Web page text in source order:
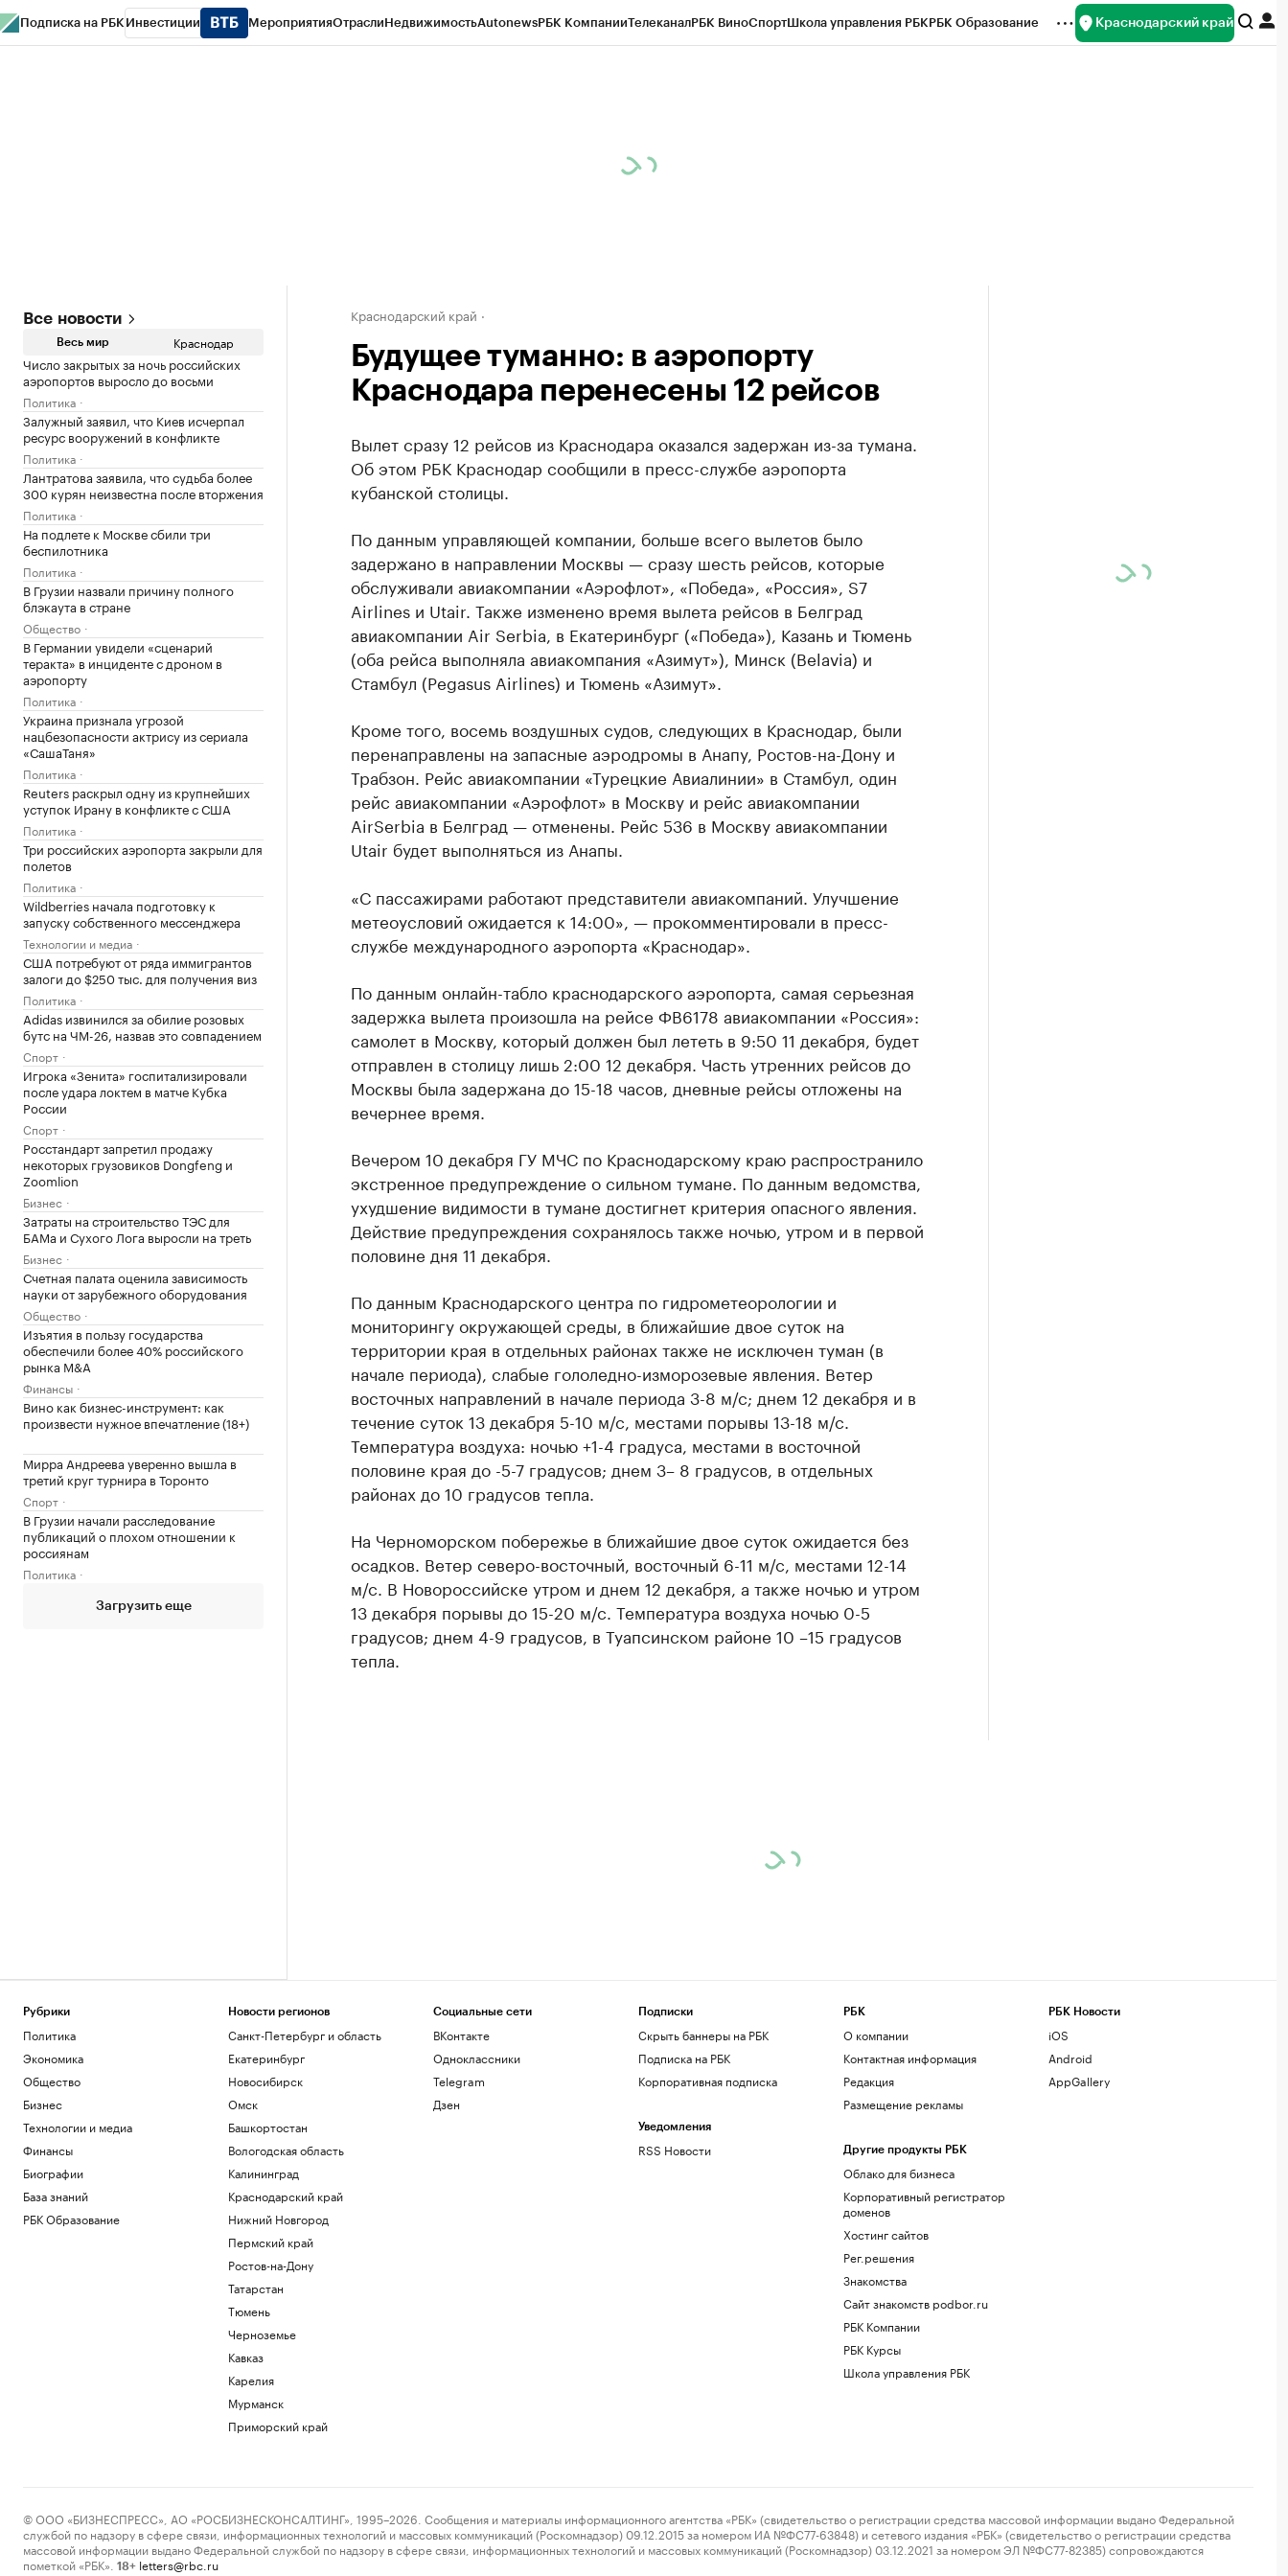
Подписка на РБК Инвестиции МероприятияОтраслиНедвижимостьAutonewsРБК КомпанииТелеканалРБК ВиноСпортШкола управления РБКРБК Образование Краснодарский край
Все новости
Весь мир Краснодар
Число закрытых за ночь российских
аэропортов выросло до восьми
Политика
Залужный заявил, что Киев исчерпал
ресурс вооружений в конфликте
Политика
Лантратова заявила, что судьба более
300 курян неизвестна после вторжения
Политика
На подлете к Москве сбили три
беспилотника
Политика
В Грузии назвали причину полного
блэкаута в стране
Общество
В Германии увидели «сценарий
теракта» в инциденте с дроном в
аэропорту
Политика
Украина признала угрозой
нацбезопасности актрису из сериала
«СашаТаня»
Политика
Reuters раскрыл одну из крупнейших
уступок Ирану в конфликте с США
Политика
Три российских аэропорта закрыли для
полетов
Политика
Wildberries начала подготовку к
запуску собственного мессенджера
Технологии и медиа
США потребуют от ряда иммигрантов
залоги до $250 тыс. для получения виз
Политика
Adidas извинился за обилие розовых
бутс на ЧМ-26, назвав это совпадением
Спорт
Игрока «Зенита» госпитализировали
после удара локтем в матче Кубка
России
Спорт
Росстандарт запретил продажу
некоторых грузовиков Dongfeng и
Zoomlion
Бизнес
Затраты на строительство ТЭС для
БАМа и Сухого Лога выросли на треть
Бизнес
Счетная палата оценила зависимость
науки от зарубежного оборудования
Общество
Изъятия в пользу государства
обеспечили более 40% российского
рынка M&A
Финансы
Вино как бизнес-инструмент: как
произвести нужное впечатление (18+)
Мирра Андреева уверенно вышла в
третий круг турнира в Торонто
Спорт
В Грузии начали расследование
публикаций о плохом отношении к
россиянам
Политика
Загрузить еще
Краснодарский край
Будущее туманно: в аэропорту
Краснодара перенесены 12 рейсов
Вылет сразу 12 рейсов из Краснодара оказался задержан из-за тумана.
Об этом РБК Краснодар сообщили в пресс-службе аэропорта
кубанской столицы.
По данным управляющей компании, больше всего вылетов было
задержано в направлении Москвы — сразу шесть рейсов, которые
обслуживали авиакомпании «Аэрофлот», «Победа», «Россия», S7
Airlines и Utair. Также изменено время вылета рейсов в Белград
авиакомпании Air Serbia, в Екатеринбург («Победа»), Казань и Тюмень
(оба рейса выполняла авиакомпания «Азимут»), Минск (Belavia) и
Стамбул (Pegasus Airlines) и Тюмень «Азимут».
Кроме того, восемь воздушных судов, следующих в Краснодар, были
перенаправлены на запасные аэродромы в Анапу, Ростов-на-Дону и
Трабзон. Рейс авиакомпании «Турецкие Авиалинии» в Стамбул, один
рейс авиакомпании «Аэрофлот» в Москву и рейс авиакомпании
AirSerbia в Белград — отменены. Рейс 536 в Москву авиакомпании
Utair будет выполняться из Анапы.
«С пассажирами работают представители авиакомпаний. Улучшение
метеоусловий ожидается к 14:00», — прокомментировали в пресс-
службе международного аэропорта «Краснодар».
По данным онлайн-табло краснодарского аэропорта, самая серьезная
задержка вылета произошла на рейсе ФВ6178 авиакомпании «Россия»:
самолет в Москву, который должен был лететь в 9:50 11 декабря, будет
отправлен в столицу лишь 2:00 12 декабря. Часть утренних рейсов до
Москвы была задержана до 15-18 часов, дневные рейсы отложены на
вечернее время.
Вечером 10 декабря ГУ МЧС по Краснодарскому краю распространило
экстренное предупреждение о сильном тумане. По данным ведомства,
ухудшение видимости в тумане достигнет критерия опасного явления.
Действие предупреждения сохранялось также ночью, утром и в первой
половине дня 11 декабря.
По данным Краснодарского центра по гидрометеорологии и
мониторингу окружающей среды, в ближайшие двое суток на
территории края в отдельных районах также не исключен туман (в
начале периода), слабые гололедно-изморозевые явления. Ветер
восточных направлений в начале периода 3-8 м/с; днем 12 декабря и в
течение суток 13 декабря 5-10 м/с, местами порывы 13-18 м/с.
Температура воздуха: ночью +1-4 градуса, местами в восточной
половине края до -5-7 градусов; днем 3– 8 градусов, в отдельных
районах до 10 градусов тепла.
На Черноморском побережье в ближайшие двое суток ожидается без
осадков. Ветер северо-восточный, восточный 6-11 м/с, местами 12-14
м/с. В Новороссийске утром и днем 12 декабря, а также ночью и утром
13 декабря порывы до 15-20 м/с. Температура воздуха ночью 0-5
градусов; днем 4-9 градусов, в Туапсинском районе 10 –15 градусов
тепла.
Рубрики
Политика
Экономика
Общество
Бизнес
Технологии и медиа
Финансы
Биографии
База знаний
РБК Образование
Новости регионов
Санкт-Петербург и область
Екатеринбург
Новосибирск
Омск
Башкортостан
Вологодская область
Калининград
Краснодарский край
Нижний Новгород
Пермский край
Ростов-на-Дону
Татарстан
Тюмень
Черноземье
Кавказ
Карелия
Мурманск
Приморский край
Социальные сети
ВКонтакте
Одноклассники
Telegram
Дзен
Подписки
Скрыть баннеры на РБК
Подписка на РБК
Корпоративная подписка
Уведомления
RSS Новости
РБК
О компании
Контактная информация
Редакция
Размещение рекламы
Другие продукты РБК
Облако для бизнеса
Корпоративный регистратор
доменов
Хостинг сайтов
Рег.решения
Знакомства
Сайт знакомств podbor.ru
РБК Компании
РБК Курсы
Школа управления РБК
РБК Новости
iOS
Android
AppGallery
© ООО «БИЗНЕСПРЕСС», АО «РОСБИЗНЕСКОНСАЛТИНГ», 1995–2026. Сообщения и материалы информационного агентства «РБК» (свидетельство о регистрации средства массовой информации выдано Федеральной
службой по надзору в сфере связи, информационных технологий и массовых коммуникаций (Роскомнадзор) 09.12.2015 за номером ИА №ФС77-63848) и сетевого издания «РБК» (свидетельство о регистрации средства
массовой информации выдано Федеральной службой по надзору в сфере связи, информационных технологий и массовых коммуникаций (Роскомнадзор) 03.12.2021 за номером ЭЛ №ФС77-82385) сопровождаются
пометкой «РБК».
18+ letters@rbc.ru